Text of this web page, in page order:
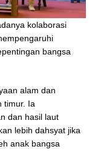
kolaborasi
bangsa
alam dan
timur. Ia
dan hasil laut
lebih dahsyat jika
anak bangsa